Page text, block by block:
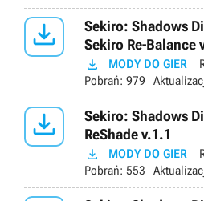

Sekiro: Shadows
Sekiro Re-Balance
 MODY DO GIER
Pobrań: 979

Sekiro: Shadows
ReShade v.1.1
 MODY DO GIER
Pobrań: 553